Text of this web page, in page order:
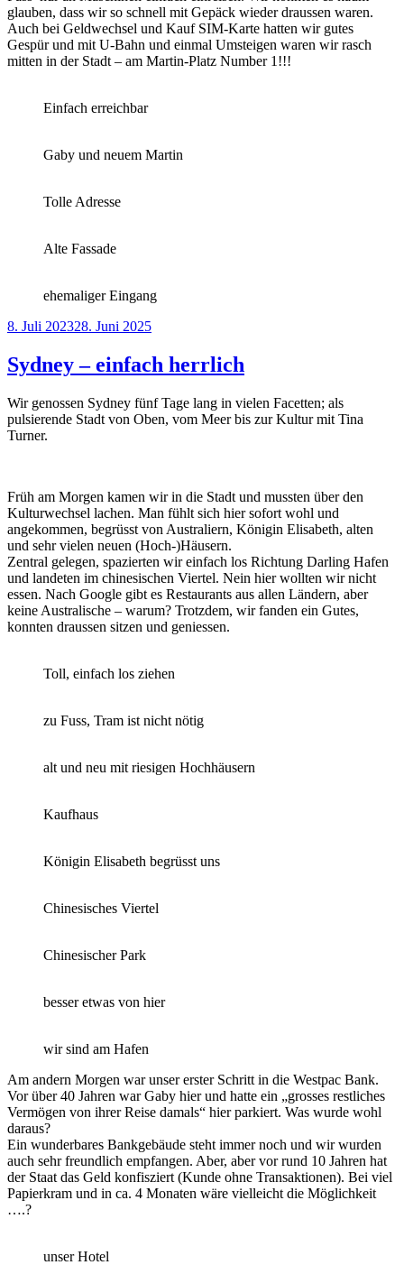
glauben, dass wir so schnell mit Gepäck wieder draussen waren.
Auch bei Geldwechsel und Kauf SIM-Karte hatten wir gutes
Gespür und mit U-Bahn und einmal Umsteigen waren wir rasch
mitten in der Stadt – am Martin-Platz Number 1!!!
Einfach erreichbar
Gaby und neuem Martin
Tolle Adresse
Alte Fassade
ehemaliger Eingang
Veröffentlicht
8. Juli 202328. Juni 2025
Sydney – einfach herrlich
Wir genossen Sydney fünf Tage lang in vielen Facetten; als
pulsierende Stadt von Oben, vom Meer bis zur Kultur mit Tina
Turner.
Früh am Morgen kamen wir in die Stadt und mussten über den
Kulturwechsel lachen. Man fühlt sich hier sofort wohl und
angekommen, begrüsst von Australiern, Königin Elisabeth, alten
und sehr vielen neuen (Hoch-)Häusern.
Zentral gelegen, spazierten wir einfach los Richtung Darling Hafen
und landeten im chinesischen Viertel. Nein hier wollten wir nicht
essen. Nach Google gibt es Restaurants aus allen Ländern, aber
keine Australische – warum? Trotzdem, wir fanden ein Gutes,
konnten draussen sitzen und geniessen.
Toll, einfach los ziehen
zu Fuss, Tram ist nicht nötig
alt und neu mit riesigen Hochhäusern
Kaufhaus
Königin Elisabeth begrüsst uns
Chinesisches Viertel
Chinesischer Park
besser etwas von hier
wir sind am Hafen
Am andern Morgen war unser erster Schritt in die Westpac Bank.
Vor über 40 Jahren war Gaby hier und hatte ein „grosses restliches
Vermögen von ihrer Reise damals“ hier parkiert. Was wurde wohl
daraus?
Ein wunderbares Bankgebäude steht immer noch und wir wurden
auch sehr freundlich empfangen. Aber, aber vor rund 10 Jahren hat
der Staat das Geld konfisziert (Kunde ohne Transaktionen). Bei viel
Papierkram und in ca. 4 Monaten wäre vielleicht die Möglichkeit
….?
unser Hotel